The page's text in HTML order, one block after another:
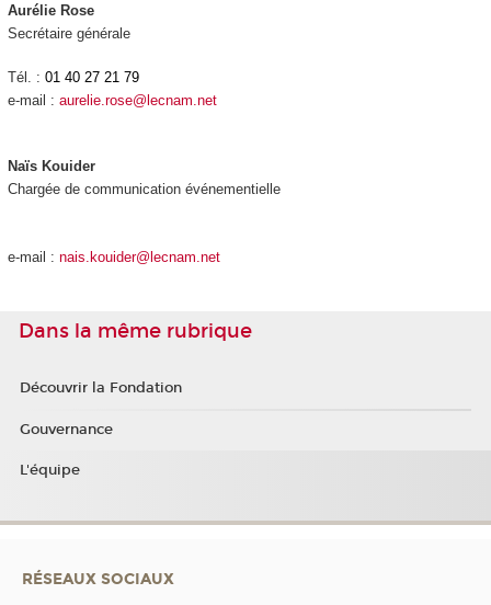
Aurélie Rose
Secrétaire générale
Tél. : 01 40 27 21 79
e-mail : aurelie.rose@lecnam.net
Naïs Kouider
Chargée de communication événementielle
e-mail : nais.kouider@lecnam.net
Dans la même rubrique
Découvrir la Fondation
Gouvernance
L'équipe
RÉSEAUX SOCIAUX